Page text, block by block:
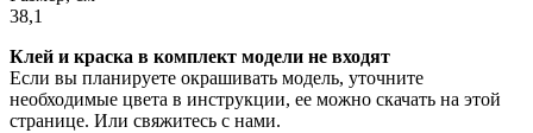
38,1
Клей и краска в комплект модели не входят
Если вы планируете окрашивать модель, уточните
необходимые цвета в инструкции, ее можно скачать на этой
странице. Или свяжитесь с нами.